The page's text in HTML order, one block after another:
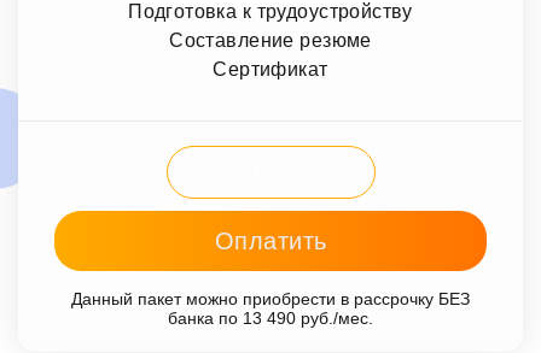
Подготовка к трудоустройству
Составление резюме
Сертификат
Оплатить
Данный пакет можно приобрести в рассрочку БЕЗ
банка по 13 490 руб./мес.